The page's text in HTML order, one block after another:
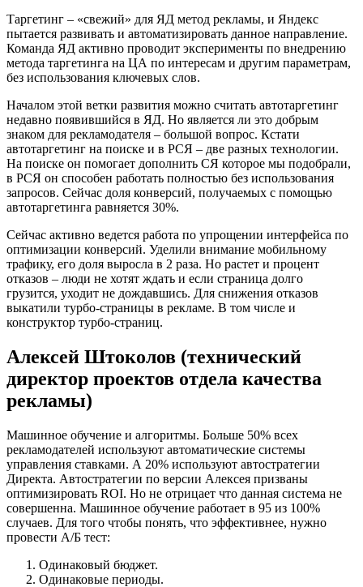
Таргетинг – «свежий» для ЯД метод рекламы, и Яндекс
пытается развивать и автоматизировать данное направление.
Команда ЯД активно проводит эксперименты по внедрению
метода таргетинга на ЦА по интересам и другим параметрам,
без использования ключевых слов.
Началом этой ветки развития можно считать автотаргетинг
недавно появившийся в ЯД. Но является ли это добрым
знаком для рекламодателя – большой вопрос. Кстати
автотаргетинг на поиске и в РСЯ – две разных технологии.
На поиске он помогает дополнить СЯ которое мы подобрали,
в РСЯ он способен работать полностью без использования
запросов. Сейчас доля конверсий, получаемых с помощью
автотаргетинга равняется 30%.
Сейчас активно ведется работа по упрощении интерфейса по
оптимизации конверсий. Уделили внимание мобильному
трафику, его доля выросла в 2 раза. Но растет и процент
отказов – люди не хотят ждать и если страница долго
грузится, уходит не дождавшись. Для снижения отказов
выкатили турбо-страницы в рекламе. В том числе и
конструктор турбо-страниц.
Алексей Штоколов (технический
директор проектов отдела качества
рекламы)
Машинное обучение и алгоритмы. Больше 50% всех
рекламодателей используют автоматические системы
управления ставками. А 20% используют автостратегии
Директа. Автостратегии по версии Алексея призваны
оптимизировать ROI. Но не отрицает что данная система не
совершенна. Машинное обучение работает в 95 из 100%
случаев. Для того чтобы понять, что эффективнее, нужно
провести А/Б тест:
Одинаковый бюджет.
Одинаковые периоды.